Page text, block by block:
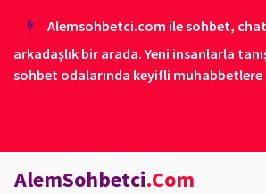
Alemsohbetci.com ile sohbet,
arkadaşlık bir arada. Yeni insanlarla
sohbet odalarında keyifli muhabbetlere
AlemSohbetci.Com